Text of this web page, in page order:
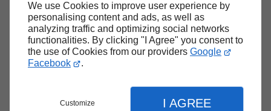
We use Cookies to improve user experience by
personalising content and ads, as well as
analyzing traffic and optimizing social networks
functionalities. By clicking "I Agree" you consent to
the use of Cookies from our providers Google
Facebook
.
Customize I AGREE
Haut de page